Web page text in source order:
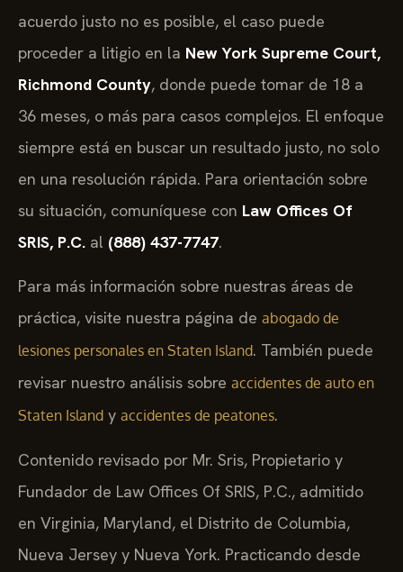
acuerdo justo no es posible, el caso puede
proceder a litigio en la New York Supreme Court,
Richmond County, donde puede tomar de 18 a
36 meses, o más para casos complejos. El enfoque
siempre está en buscar un resultado justo, no solo
en una resolución rápida. Para orientación sobre
su situación, comuníquese con Law Offices Of
SRIS, P.C. al (888) 437-7747.
Para más información sobre nuestras áreas de
práctica, visite nuestra página de abogado de
lesiones personales en Staten Island. También puede
revisar nuestro análisis sobre accidentes de auto en
Staten Island y accidentes de peatones.
Contenido revisado por Mr. Sris, Propietario y
Fundador de Law Offices Of SRIS, P.C., admitido
en Virginia, Maryland, el Distrito de Columbia,
Nueva Jersey y Nueva York. Practicando desde